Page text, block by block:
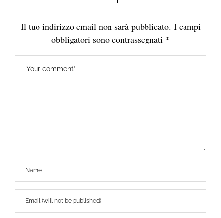
Il tuo indirizzo email non sarà pubblicato. I campi
obbligatori sono contrassegnati *